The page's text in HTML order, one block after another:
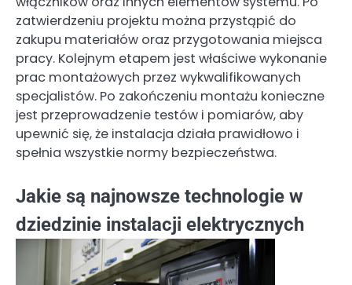
zatwierdzeniu projektu można przystąpić do
zakupu materiałów oraz przygotowania miejsca
pracy. Kolejnym etapem jest właściwe wykonanie
prac montażowych przez wykwalifikowanych
specjalistów. Po zakończeniu montażu konieczne
jest przeprowadzenie testów i pomiarów, aby
upewnić się, że instalacja działa prawidłowo i
spełnia wszystkie normy bezpieczeństwa.
Jakie są najnowsze technologie w
dziedzinie instalacji elektrycznych